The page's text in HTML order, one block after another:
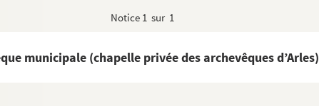
Notice 1 sur 1
municipale (chapelle privée des archevêques d’Arles)
de charité pour les pauvres à Arles...